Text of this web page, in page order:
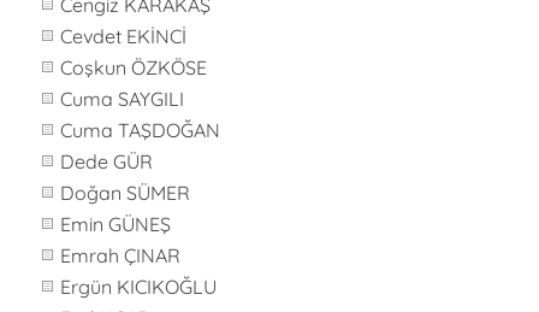
Cengiz KARAKAŞ
Cevdet EKİNCİ
Coşkun ÖZKÖSE
Cuma SAYGILI
Cuma TAŞDOĞAN
Dede GÜR
Doğan SÜMER
Emin GÜNEŞ
Emrah ÇINAR
Ergün KICIKOĞLU